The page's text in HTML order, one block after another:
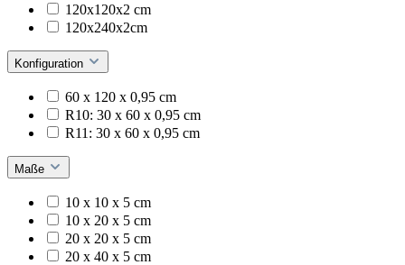
120x120x2 cm
120x240x2cm
Konfiguration
60 x 120 x 0,95 cm
R10: 30 x 60 x 0,95 cm
R11: 30 x 60 x 0,95 cm
Maße
10 x 10 x 5 cm
10 x 20 x 5 cm
20 x 20 x 5 cm
20 x 40 x 5 cm